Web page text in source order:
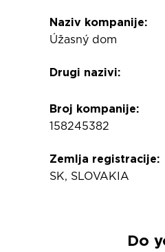
Naziv kompanije:
Úžasný dom
Drugi nazivi:
Broj kompanije:
158245382
Zemlja registracije:
SK, SLOVAKIA
Do